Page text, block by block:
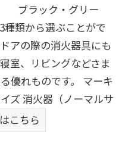
ブラック・グリー
種類から選ぶことがで
アの際の消火器具にも
室、リビングなどさま
優れものです。 マーキ
消火器（ノーマルサ
こちら